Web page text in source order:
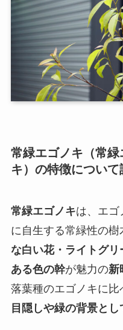
常緑エゴノキ（常
キ）の特徴につい
常緑エゴノキは、エゴ
に自生する常緑性の樹
な白い花・ライトグ
ある色の幹が魅力の新
落葉種のエゴノキに比
目隠しや緑の背景とし